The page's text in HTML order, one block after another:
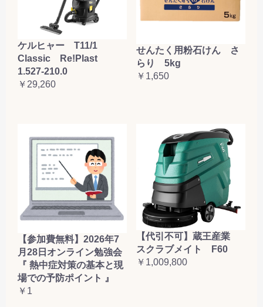
ケルヒャー T11/1
Classic Re!Plast
1.527-210.0
￥29,260
せんたく用粉石けん さ
らり 5kg
￥1,650
【参加費無料】2026年7
月28日オンライン勉強会
『 熱中症対策の基本と現
場での予防ポイント 』
￥1
【代引不可】蔵王産業
スクラブメイト F60
￥1,009,800